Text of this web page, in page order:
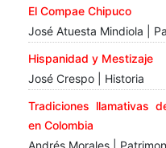
El Compae Chipuco
José Atuesta Mindiola |
Hispanidad y Mestizaje
José Crespo | Historia
Tradiciones llamativas
en Colombia